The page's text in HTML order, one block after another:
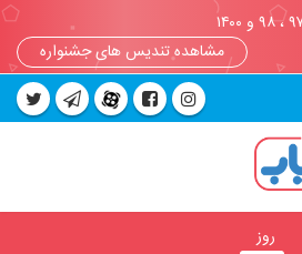
مشاهده تندیس های جشنواره
روز